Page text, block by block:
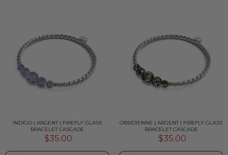
INDIGO | ARGENT | FIREFLY GLASS
BRACELET CASCADE
$35.00
OBSIDIENNE | ARGENT | FIREFLY GLASS
BRACELET CASCADE
$35.00